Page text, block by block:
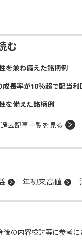
む
を兼ね備えた銘柄例
成長率が10％超で配当
を備えた銘柄例
過去記事一覧を見る
年初来高値
の内容検討等に参考に